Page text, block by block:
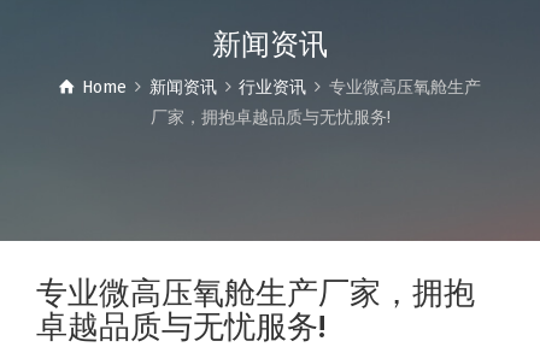
新闻资讯
Home 新闻资讯 行业资讯
专业微高压氧舱生产
厂家，拥抱卓越品质与无忧服务!
专业微高压氧舱生产厂家，拥抱
卓越品质与无忧服务!